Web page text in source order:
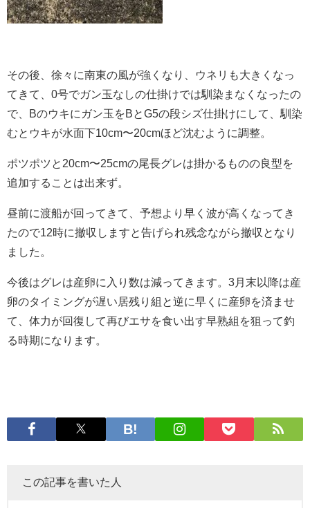
その後、徐々に南東の風が強くなり、ウネリも大きくなっ
てきて、0号でガン玉なしの仕掛けでは馴染まなくなったの
で、Bのウキにガン玉をBとG5の段シズ仕掛けにして、馴染
むとウキが水面下10cm〜20cmほど沈むように調整。
ポツポツと20cm〜25cmの尾長グレは掛かるものの良型を
追加することは出来ず。
昼前に渡船が回ってきて、予想より早く波が高くなってき
たので12時に撤収しますと告げられ残念ながら撤収となり
ました。
今後はグレは産卵に入り数は減ってきます。3月末以降は産
卵のタイミングが遅い居残り組と逆に早くに産卵を済ませ
て、体力が回復して再びエサを食い出す早熟組を狙って釣
る時期になります。
この記事を書いた人